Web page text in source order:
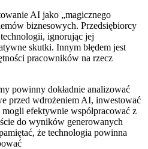
AI jako „magicznego
biznesowych. Przedsiębiorcy
ignorując jej
skutki. Innym błędem jest
pracowników na rzecz
powinny dokładnie analizować
przed wdrożeniem AI, inwestować
efektywnie współpracować z
do wyników generowanych
że technologia powinna